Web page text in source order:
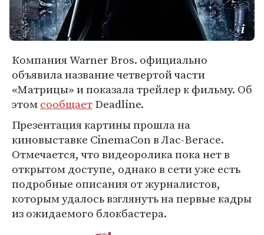
Компания Warner Bros. официально
объявила название четвертой части
«Матрицы» и показала трейлер к фильму. Об
этомсообщаетDeadline.
Презентация картины прошла на
киновыставке CinemaCon в Лас-Вегасе.
Отмечается, что видеоролика пока нет в
открытом доступе, однако в сети уже есть
подробные описания от журналистов,
которым удалось взглянуть на первые кадры
из ожидаемого блокбастера.